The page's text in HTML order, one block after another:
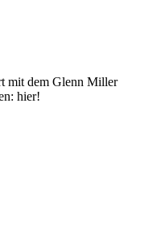
mit dem Glenn Miller
hier!